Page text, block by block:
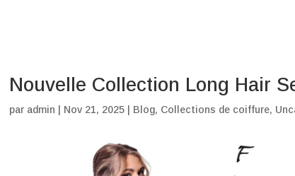
Nouvelle Collection Long Hair
par admin Nov 21, 2025| Blog, Collections de coiffure,